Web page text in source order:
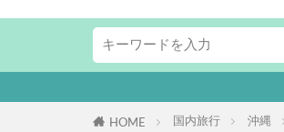
HOME 国内旅行 沖縄